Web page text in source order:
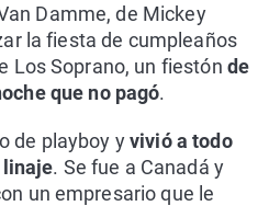
Damme, de Mickey
la fiesta de cumpleaños
Los Soprano, un fiestón de
que no pagó.
de playboy yvivió a todo
linaje. Se fue a Canadá y
un empresario que le